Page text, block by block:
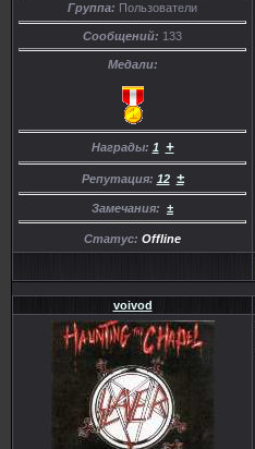
Группа: Пользователи
Сообщений: 133
Медали:
Награды: 1 +
Репутация: 12 ±
Замечания: ±
Статус: Offline
voivod